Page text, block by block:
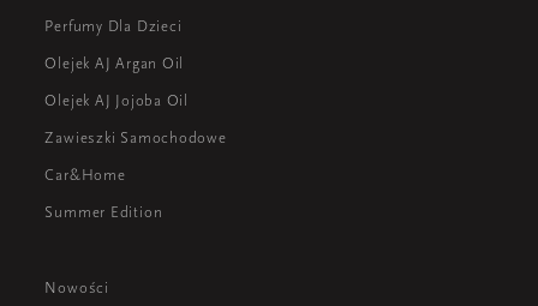
Perfumy Dla Dzieci
Olejek AJ Argan Oil
Olejek AJ Jojoba Oil
Zawieszki Samochodowe
Car&Home
Summer Edition
Nowości